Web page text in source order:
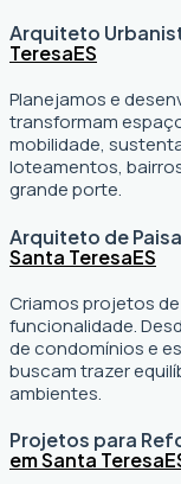
Arquiteto
TeresaES
Planejamos e
transformam
mobilidade,
loteamentos,
grande porte.
Arquiteto de
Santa TeresaES
Criamos projetos
funcionalidade.
de condomínios e
buscam trazer
ambientes.
Projetos para
em Santa Teresa